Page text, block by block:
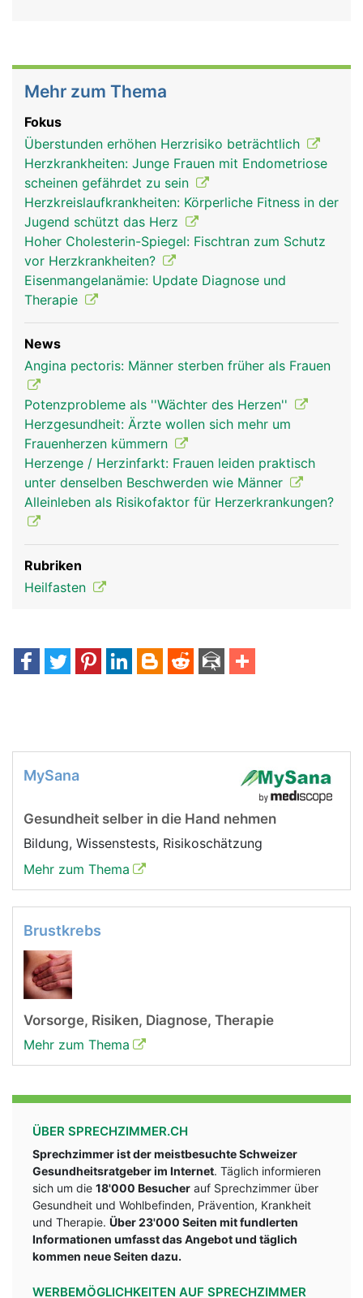
Mehr zum Thema
Fokus
Überstunden erhöhen Herzrisiko beträchtlich
Herzkrankheiten: Junge Frauen mit Endometriose
scheinen gefährdet zu sein
Herzkreislaufkrankheiten: Körperliche Fitness in der
Jugend schützt das Herz
Hoher Cholesterin-Spiegel: Fischtran zum Schutz
vor Herzkrankheiten?
Eisenmangelanämie: Update Diagnose und
Therapie
News
Angina pectoris: Männer sterben früher als Frauen
Potenzprobleme als ''Wächter des Herzen''
Herzgesundheit: Ärzte wollen sich mehr um
Frauenherzen kümmern
Herzenge / Herzinfarkt: Frauen leiden praktisch
unter denselben Beschwerden wie Männer
Alleinleben als Risikofaktor für Herzerkrankungen?
Rubriken
Heilfasten
MySana
Gesundheit selber in die Hand nehmen
Bildung, Wissenstests, Risikoschätzung
Mehr zum Thema
Brustkrebs
Vorsorge, Risiken, Diagnose, Therapie
Mehr zum Thema
ÜBER SPRECHZIMMER.CH
Sprechzimmer ist der meistbesuchte Schweizer
Gesundheitsratgeber im Internet. Täglich informieren
sich um die 18'000 Besucher auf Sprechzimmer über
Gesundheit und Wohlbefinden, Prävention, Krankheit
und Therapie. Über 23'000 Seiten mit fundlerten
Informationen umfasst das Angebot und täglich
kommen neue Seiten dazu.
WERBEMÖGLICHKEITEN AUF SPRECHZIMMER